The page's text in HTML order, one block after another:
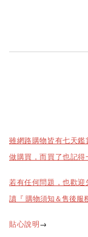
雖網路購物皆有七天
做購買，而買了也記
若有任何問題，也歡
讀『 購物須知＆售後服
貼心說明→